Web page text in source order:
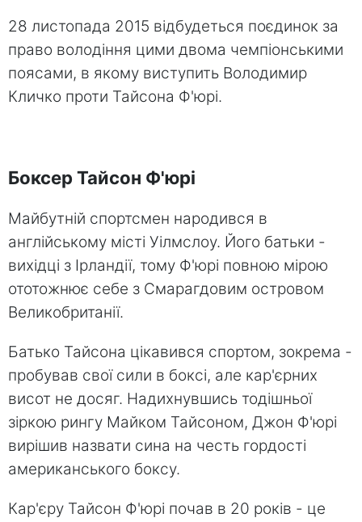
28 листопада 2015 відбудеться поєдинок за
право володіння цими двома чемпіонськими
поясами, в якому виступить Володимир
Кличко проти Тайсона Ф'юрі.
Боксер Тайсон Ф'юрі
Майбутній спортсмен народився в
англійському місті Уілмслоу. Його батьки -
вихідці з Ірландії, тому Ф'юрі повною мірою
ототожнює себе з Смарагдовим островом
Великобританії.
Батько Тайсона цікавився спортом, зокрема -
пробував свої сили в боксі, але кар'єрних
висот не досяг. Надихнувшись тодішньої
зіркою рингу Майком Тайсоном, Джон Ф'юрі
вирішив назвати сина на честь гордості
американського боксу.
Кар'єру Тайсон Ф'юрі почав в 20 років - це